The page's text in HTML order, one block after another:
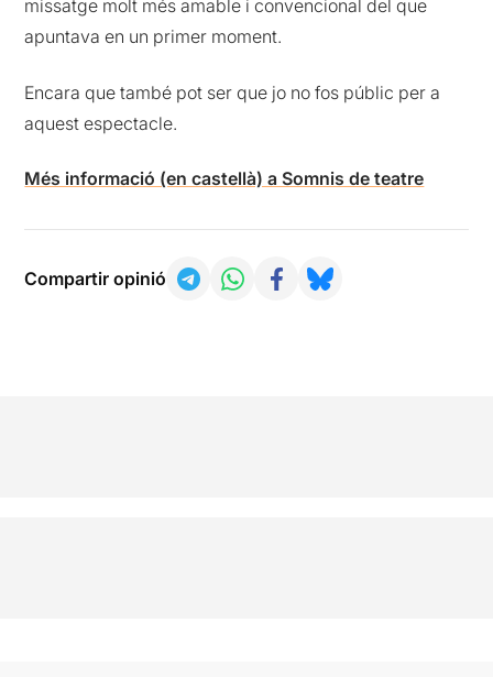
missatge molt més amable i convencional del que
apuntava en un primer moment.
Encara que també pot ser que jo no fos públic per a
aquest espectacle.
Més informació (en castellà) a Somnis de teatre
Compartir opinió